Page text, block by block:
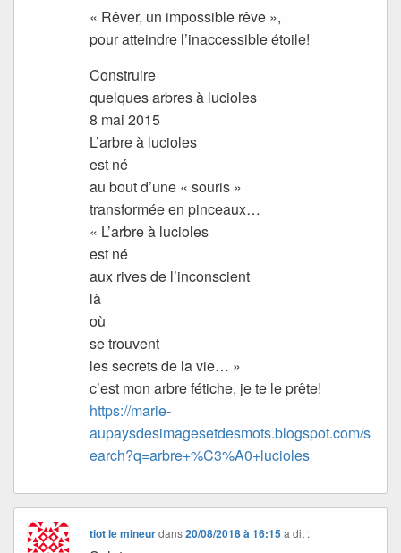
« Rêver, un impossible rêve »,
pour atteindre l’inaccessible étoile!
Construire
quelques arbres à lucioles
8 mai 2015
L’arbre à lucioles
est né
au bout d’une « souris »
transformée en pinceaux…
« L’arbre à lucioles
est né
aux rives de l’inconscient
là
où
se trouvent
les secrets de la vie… »
c’est mon arbre fétiche, je te le prête!
https://marie-
aupaysdesimagesetdesmots.blogspot.com/s
earch?q=arbre+%C3%A0+lucioles
tiot le mineurdans20/08/2018 à 16:15 a dit :